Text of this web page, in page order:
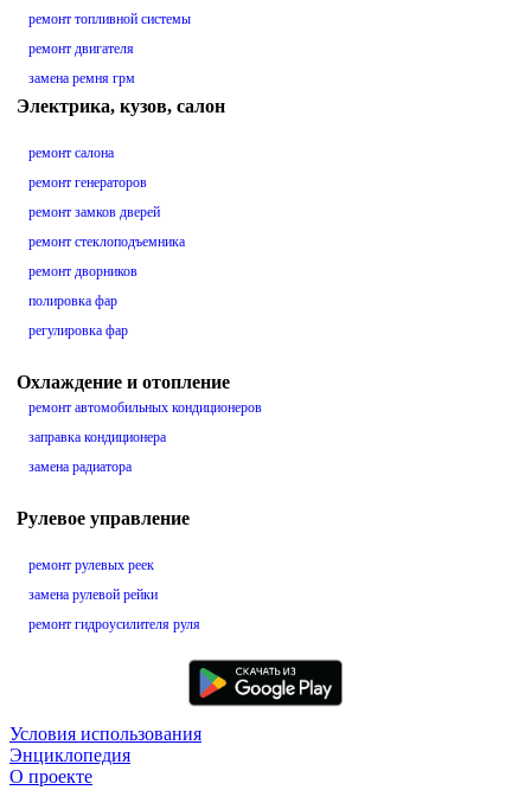
ремонт топливной системы
ремонт двигателя
замена ремня грм
Электрика, кузов, салон
ремонт салона
ремонт генераторов
ремонт замков дверей
ремонт стеклоподъемника
ремонт дворников
полировка фар
регулировка фар
Охлаждение и отопление
ремонт автомобильных кондиционеров
заправка кондиционера
замена радиатора
Рулевое управление
ремонт рулевых реек
замена рулевой рейки
ремонт гидроусилителя руля
Условия использования
Энциклопедия
О проекте